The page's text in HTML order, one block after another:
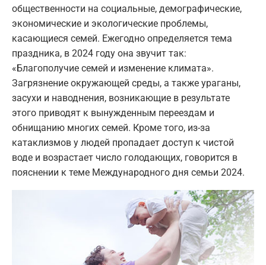
общественности на социальные, демографические,
экономические и экологические проблемы,
касающиеся семей. Ежегодно определяется тема
праздника, в 2024 году она звучит так:
«Благополучие семей и изменение климата».
Загрязнение окружающей среды, а также ураганы,
засухи и наводнения, возникающие в результате
этого приводят к вынужденным переездам и
обнищанию многих семей. Кроме того, из-за
катаклизмов у людей пропадает доступ к чистой
воде и возрастает число голодающих, говорится в
пояснении к теме Международного дня семьи 2024.